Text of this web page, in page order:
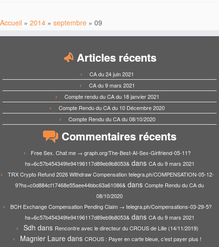
Accueil » 2014 » septembre » 09
Articles récents
CA du 24 juin 2021
CA du 9 mars 2021
Compte rendu du CA du 18 janvier 2021
Compte Rendu du CA du 10 Décembre 2020
Compte Rendu du CA du 08/10/2020
Commentaires récents
Free Sex. Chat me → graph.org/The-Best-AI-Sex-Girlfriend-05-11?
hs=6c57b454349fe94196117d89eb9b8053&dans CA du 9 mars 2021
TRX Crypto Refund 2026 Withdraw Compensation telegra.ph/COMPENSATION-05-12-
9?hs=c0d884cf17468e55aee44bbc63a61086& dans Compte Rendu du CA du
08/10/2020
BCH Exchange Compensation Pending Claim → telegra.ph/Compensations-03-29-5?
hs=6c57b454349fe94196117d89eb9b8053&dans CA du 9 mars 2021
Sdh dans Rencontre avec le directeur du CROUS de Lille (14/11/2019)
Magnier Laure dans CROUS : Payer en carte bleue, c’est payer plus !